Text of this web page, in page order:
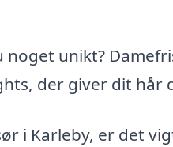
noget unikt?
der giver dit hår
i Karleby, er det